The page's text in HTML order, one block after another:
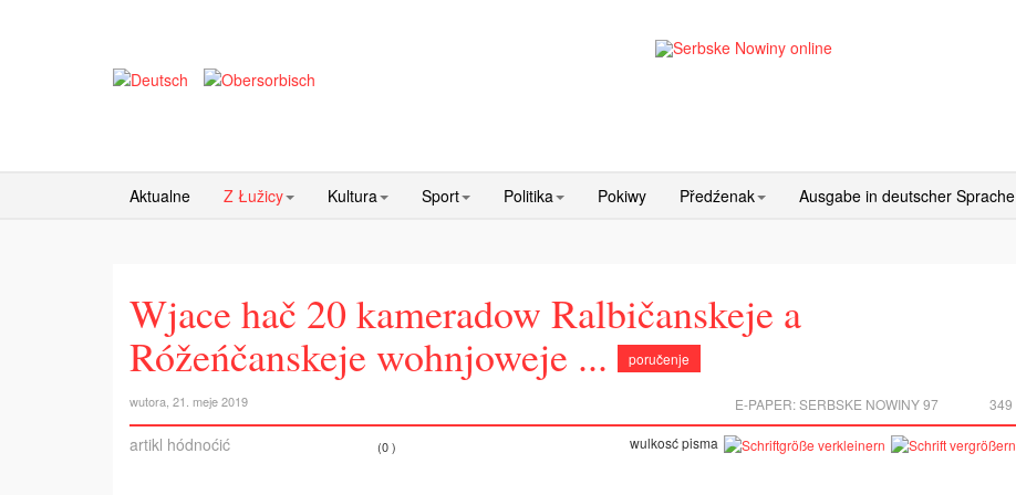
Aktualne Z Łužicy Kultura Sport Politika Pokiwy Předźenak Ausgabe in deutscher Sprache
Wjace hač 20 kameradow Ralbičanskeje a
Róžeńčanskeje wohnjoweje ...
poručenje
wutora, 21. meje 2019 349
E-PAPER:SERBSKE NOWINY 97
artikl hódnoćić (0 ) wulkosć pisma